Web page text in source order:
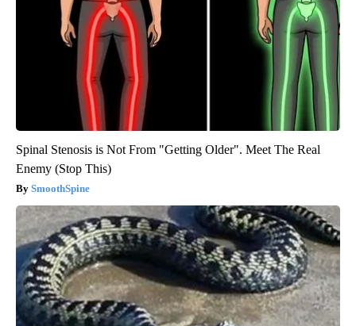
Spinal Stenosis is Not From "Getting Older". Meet The Real
Enemy (Stop This)
SmoothSpine